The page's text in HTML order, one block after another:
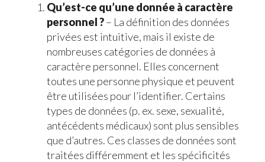
Qu’est-ce qu’une donnée à caractère
personnel ?– La définition des données
privées est intuitive, mais il existe de
nombreuses catégories de données à
caractère personnel. Elles concernent
toutes une personne physique et peuvent
être utilisées pour l’identifier. Certains
types de données (p. ex. sexe, sexualité,
antécédents médicaux) sont plus sensibles
que d’autres. Ces classes de données sont
traitées différemment et les spécificités